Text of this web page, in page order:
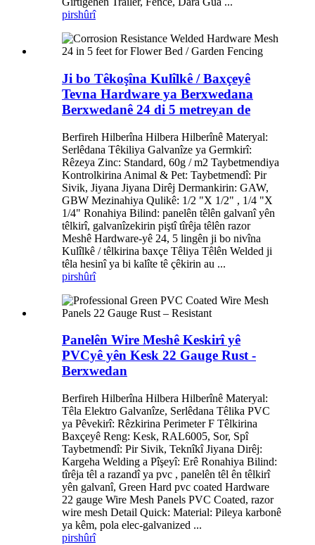
pirshûrî
Ji bo Têkoşîna Kulîlkê / Baxçeyê
Tevna Hardware ya Berxwedana
Berxwedanê 24 di 5 metreyan de
Berfireh Hilberîna Hilbera Hilberînê Materyal:
Serlêdana Têkiliya Galvanîze ya Germkirî:
Rêzeya Zinc: Standard, 60g / m2 Taybetmendiya
Kontrolkirina Animal & Pet: Taybetmendî: Pir
Sivik, Jiyana Jiyana Dirêj Dermankirin: GAW,
GBW Mezinahiya Qulikê: 1/2 "X 1/2" , 1/4 "X
1/4" Ronahiya Bilind: panelên têlên galvanî yên
têlkirî, galvanîzekirin piştî tîrêja têlên razor
Meshê Hardware-yê 24, 5 lingên ji bo nivîna
Kulîlkê / têlkirina baxçe Têliya Têlên Welded ji
têla hesinî ya bi kalîte tê çêkirin au ...
pirshûrî
Panelên Wire Meshê Keskirî yê
PVCyê yên Kesk 22 Gauge Rust -
Berxwedan
Berfireh Hilberîna Hilbera Hilberînê Materyal:
Têla Elektro Galvanîze, Serlêdana Têlika PVC
ya Pêvekirî: Rêzkirina Perimeter F Têlkirina
Baxçeyê Reng: Kesk, RAL6005, Sor, Spî
Taybetmendî: Pir Sivik, Teknîkî Jiyana Dirêj:
Kargeha Welding a Pîşeyî: Erê Ronahiya Bilind:
tîrêja têl a razandî ya pvc , panelên têl ên têlkirî
yên galvanî, Green Hard pvc coated Hardware
22 gauge Wire Mesh Panels PVC Coated, razor
wire mesh Detail Quick: Material: Pileya karbonê
ya kêm, pola elec-galvanized ...
pirshûrî